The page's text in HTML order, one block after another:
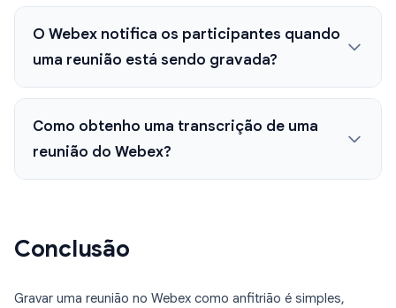
O Webex notifica os participantes quando
uma reunião está sendo gravada?
Como obtenho uma transcrição de uma
reunião do Webex?
Conclusão
Gravar uma reunião no Webex como anfitrião é simples,